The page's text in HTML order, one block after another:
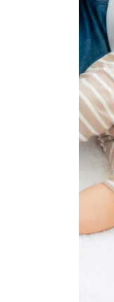
小学3年生
小学5年生
ニュース
そだち＆ま
ワーク・ドリル
幼稚園・保
科学・プロ
教育・学習
絵本・読み
自由研究・
本・読書
こそだて生活
住まい
ファッショ
行事・イベ
トラブル
親子でいっ
こそだて